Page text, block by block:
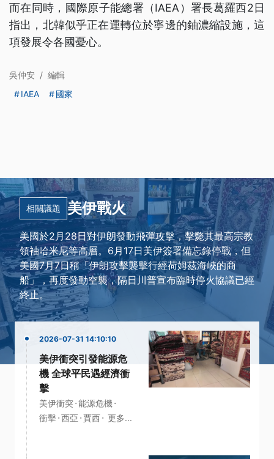
而在同時，國際原子能總署（IAEA）署長葛羅西2日
指出，北韓似乎正在運轉位於寧邊的鈾濃縮設施，這
項發展令各國憂心。
吳仲安 / 編輯
IAEA
國家
相關議題 美伊戰火
美國於2月28日對伊朗發動飛彈攻擊，擊斃其最高宗教
領袖哈米尼等高層。6月17日美伊簽署備忘錄停戰，但
美國7月7日稱「伊朗攻擊襲擊行經荷姆茲海峽的商
船」，再度發動空襲，隔日川普宣布臨時停火協議已經
終止。
2026-07-31 14:10:10
美伊衝突引發能源危
機 全球平民遇經濟衝
擊
美伊衝突·能源危機 ·
衝擊 ·西亞 ·賈西· 更多...